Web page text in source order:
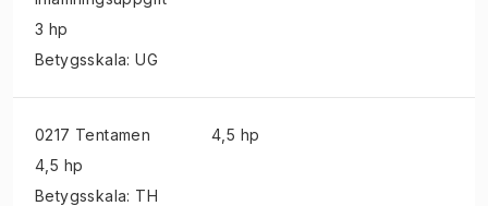
3 hp
Betygsskala: UG
0217 Tentamen
4,5 hp
Betygsskala: TH
4,5 hp